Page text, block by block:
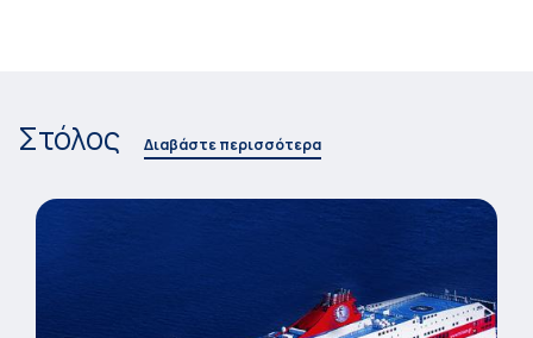
Στόλος Διαβάστε περισσότερα